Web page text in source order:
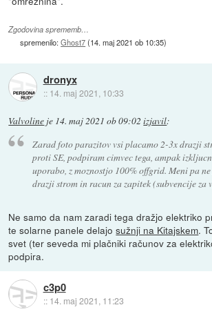
Zgodovina sprememb…
spremenilo:Ghost7(14. maj 2021 ob 10:35)
dronyx
:: 14. maj 2021, 10:33
Valvoline je 14. maj 2021 ob 09:02 izjavil:
Zarad foto parazitov vsi placamo 2-3x drazji
proti SE, podpiram cimvec tega, ampak
uporabo, z moznostjo 100% offgrid. Meni pa
drazji strom in racun za zapitek (subvencije za
Ne samo da nam zaradi tega dražjo elektriko
te solarne panele delajosužnji na Kitajskem.
svet (ter seveda mi plačniki računov za
podpira.
c3p0
:: 14. maj 2021, 11:23